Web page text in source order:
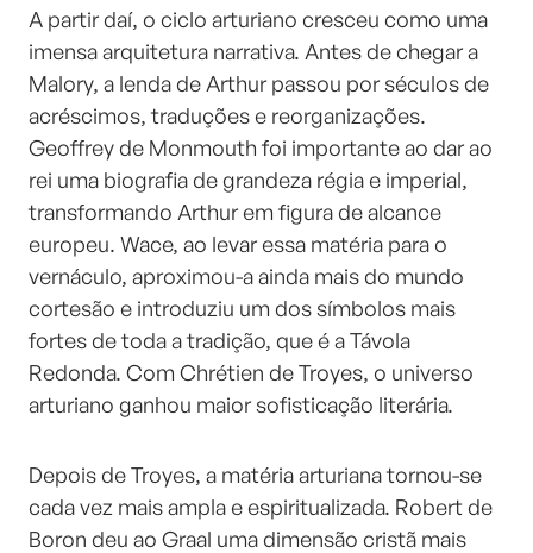
A partir daí, o ciclo arturiano cresceu como uma
imensa arquitetura narrativa. Antes de chegar a
Malory, a lenda de Arthur passou por séculos de
acréscimos, traduções e reorganizações.
Geoffrey de Monmouth foi importante ao dar ao
rei uma biografia de grandeza régia e imperial,
transformando Arthur em figura de alcance
europeu. Wace, ao levar essa matéria para o
vernáculo, aproximou-a ainda mais do mundo
cortesão e introduziu um dos símbolos mais
fortes de toda a tradição, que é a Távola
Redonda. Com Chrétien de Troyes, o universo
arturiano ganhou maior sofisticação literária.
Depois de Troyes, a matéria arturiana tornou-se
cada vez mais ampla e espiritualizada. Robert de
Boron deu ao Graal uma dimensão cristã mais